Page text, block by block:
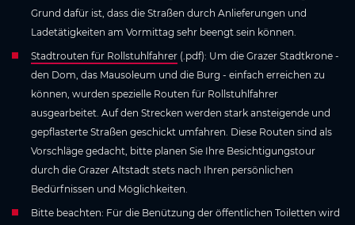
Grund dafür ist, dass die Straßen durch Anlieferungen und
Ladetätigkeiten am Vormittag sehr beengt sein können.
Stadtrouten für Rollstuhlfahrer (.pdf): Um die Grazer Stadtkrone -
den Dom, das Mausoleum und die Burg - einfach erreichen zu
können, wurden spezielle Routen für Rollstuhlfahrer
ausgearbeitet. Auf den Strecken werden stark ansteigende und
gepflasterte Straßen geschickt umfahren. Diese Routen sind als
Vorschläge gedacht, bitte planen Sie Ihre Besichtigungstour
durch die Grazer Altstadt stets nach Ihren persönlichen
Bedürfnissen und Möglichkeiten.
Bitte beachten: Für die Benützung der öffentlichen Toiletten wird